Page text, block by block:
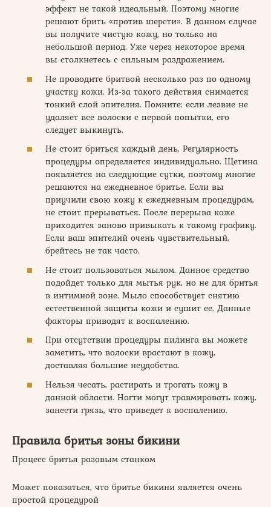
эффект не такой идеальный. Поэтому многие
решают брить «против шерсти». В данном случае
вы получите чистую кожу, но только на
небольшой период. Уже через некоторое время
вы столкнетесь с сильным раздражением.
Не проводите бритвой несколько раз по одному
участку кожи. Из-за такого действия снимается
тонкий слой эпителия. Помните: если лезвие не
удаляет все волоски с первой попытки, его
следует выкинуть.
Не стоит бриться каждый день. Регулярность
процедуры определяется индивидуально. Щетина
появляется на следующие сутки, поэтому многие
решаются на ежедневное бритье. Если вы
приучили свою кожу к ежедневным процедурам,
не стоит прерываться. После перерыва коже
приходится заново привыкать к такому графику.
Если ваш эпителий очень чувствительный,
брейтесь не так часто.
Не стоит пользоваться мылом. Данное средство
подойдет только для мытья рук, но не для бритья
в интимной зоне. Мыло способствует снятию
естественной защиты кожи и сушит ее. Данные
факторы приводят к воспалению.
При отсутствии процедуры пилинга вы можете
заметить, что волоски врастают в кожу,
доставляя большие неудобства.
Нельзя чесать, растирать и трогать кожу в
данной области. Ногти могут травмировать кожу,
занести грязь, что приведет к воспалению.
Правила бритья зоны бикини
Процесс бритья разовым станком
Может показаться, что бритье бикини является очень
простой процедурой